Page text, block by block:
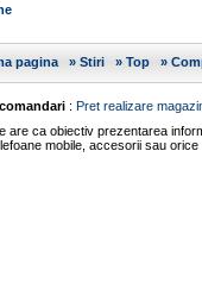
pagina» Stiri» Top»
: Pret realizare
ca obiectiv prezentarea
mobile, accesorii sau